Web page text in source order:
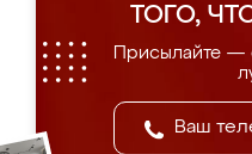
ТОГО,
Присылайте —